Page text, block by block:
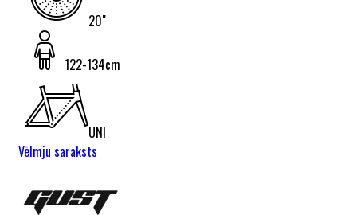
20"
122-134cm
UNI
Vēlmju saraksts
Gust Flow
Active 20″